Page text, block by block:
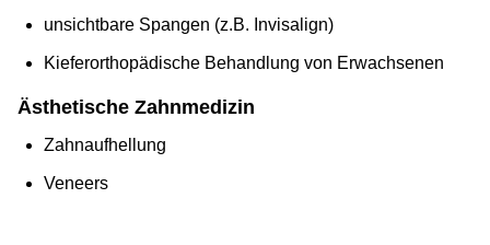
unsichtbare Spangen (z.B. Invisalign)
Kieferorthopädische Behandlung von Erwachsenen
Ästhetische Zahnmedizin
Zahnaufhellung
Veneers